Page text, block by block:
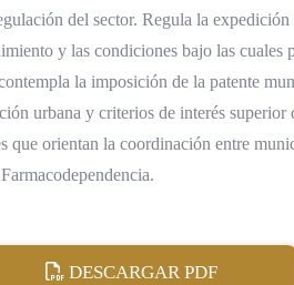
del sector. Regula la
y las condiciones bajo las cuales
la imposición de la patente
urbana y criterios de interés
que orientan la coordinación entre
DESCARGAR PDF